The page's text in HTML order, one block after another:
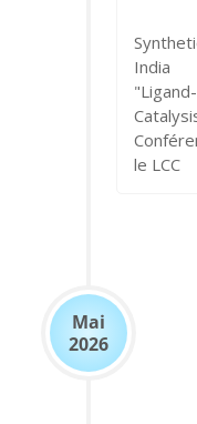
India
le LCC
Mai
2026